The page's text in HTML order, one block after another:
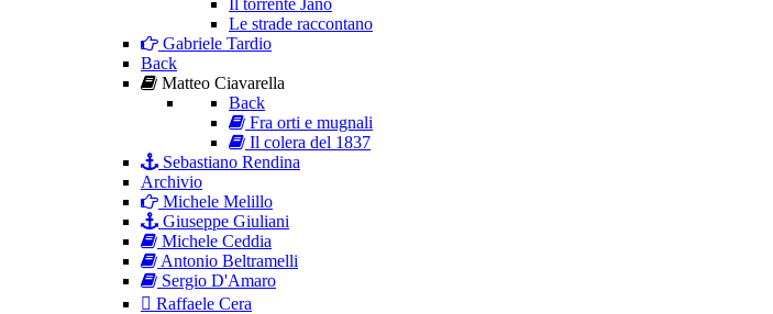
Il torrente Jano
Le strade raccontano
Gabriele Tardio
Back
Matteo Ciavarella
Back
Fra orti e mugnali
Il colera del 1837
Sebastiano Rendina
Archivio
Michele Melillo
Giuseppe Giuliani
Michele Ceddia
Antonio Beltramelli
Sergio D'Amaro
Raffaele Cera